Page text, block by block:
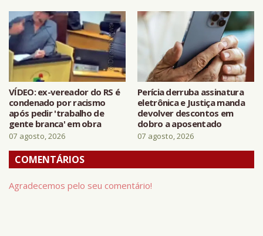
VÍDEO: ex-vereador do RS é
condenado por racismo
após pedir 'trabalho de
gente branca' em obra
07 agosto, 2026
Perícia derruba assinatura
eletrônica e Justiça manda
devolver descontos em
dobro a aposentado
07 agosto, 2026
COMENTÁRIOS
Agradecemos pelo seu comentário!